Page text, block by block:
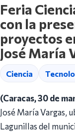
Feria
con la
proyectos
José María
Ciencia
(Caracas, 30 de
José María Vargas,
Lagunillas del